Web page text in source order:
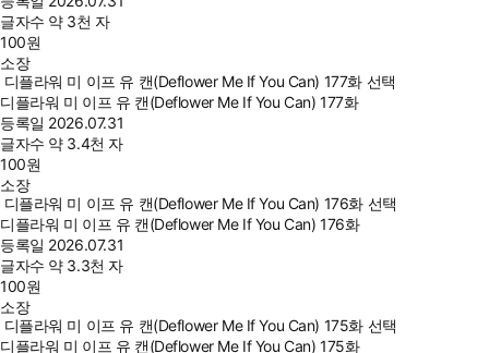
글자수 약 3천 자
100원
소장
디플라워 미 이프 유 캔(Deflower Me If You Can) 177화 선택
디플라워 미 이프 유 캔(Deflower Me If You Can) 177화
등록일 2026.07.31
글자수 약 3.4천 자
100원
소장
디플라워 미 이프 유 캔(Deflower Me If You Can) 176화 선택
디플라워 미 이프 유 캔(Deflower Me If You Can) 176화
등록일 2026.07.31
글자수 약 3.3천 자
100원
소장
디플라워 미 이프 유 캔(Deflower Me If You Can) 175화 선택
디플라워 미 이프 유 캔(Deflower Me If You Can) 175화